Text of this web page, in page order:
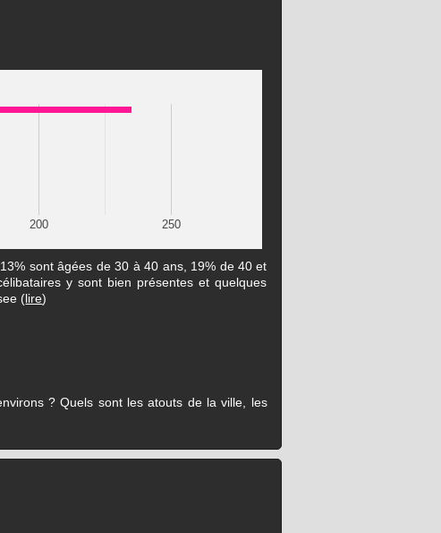
200 250
sont âgées de 30 à 40 ans, 19% de 40 et
y sont bien présentes et quelques
(lire)
? Quels sont les atouts de la ville, les